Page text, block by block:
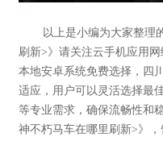
以上是小编为大家整理
刷新>》请关注云手机应用
本地安卓系统免费选择，四
适应，用户可以灵活选择最
等专业需求，确保流畅性和
神不朽马车在哪里刷新>》